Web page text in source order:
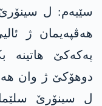
سێیەم: ل سینۆرێ
ھەڤپەیمان ژ
پەکەکێ ھاتینە
دوھۆکێ ژ وان
ل سینۆرێ